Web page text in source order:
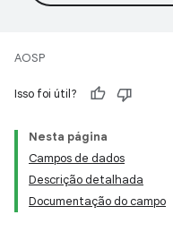
AOSP
Isso foi útil?
Nesta página
Campos de dados
Descrição detalhada
Documentação do campo